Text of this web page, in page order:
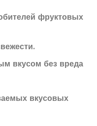
фруктовых
вкусом без вреда
вкусовых